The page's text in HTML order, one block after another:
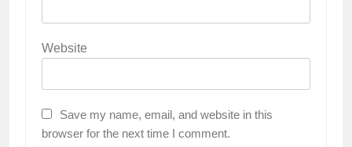
Website
Save my name, email, and website in this
browser for the next time I comment.